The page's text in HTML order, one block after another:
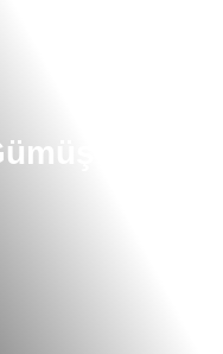
10